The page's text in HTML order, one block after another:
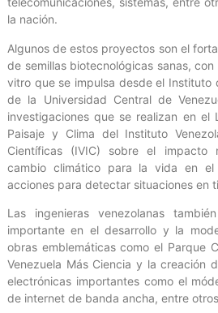
la nación.
Algunos de estos proyectos son el
de semillas biotecnológicas sanas,
vitro que se impulsa desde el Instituto
de la Universidad Central de
investigaciones que se realizan en el
Paisaje y Clima del Instituto
Científicas (IVIC) sobre el impacto
cambio climático para la vida en
acciones para detectar situaciones en
Las ingenieras venezolanas
importante en el desarrollo y la
obras emblemáticas como el Parque
Venezuela Más Ciencia y la creación
electrónicas importantes como el
de internet de banda ancha, entre